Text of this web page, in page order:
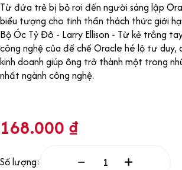
Từ đứa trẻ bị bỏ rơi đến người sáng lập
biểu tượng cho tinh thần thách thức giới
Bộ Óc Tỷ Đô - Larry Ellison - Từ kẻ trắng
công nghệ của đế chế Oracle hé lộ tư
kinh doanh giúp ông trở thành một trong
nhất ngành công nghệ.
168.000 ₫
Số lượng: